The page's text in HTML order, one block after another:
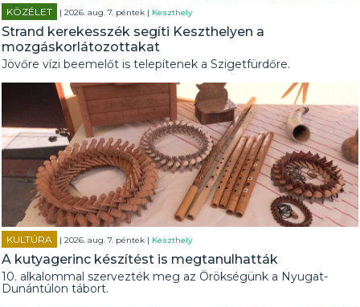
KÖZÉLET | 2026. aug. 7. péntek | Keszthely
Strand kerekesszék segíti Keszthelyen a
mozgáskorlátozottakat
Jövőre vízi beemelőt is telepítenek a Szigetfürdőre.
KULTÚRA | 2026. aug. 7. péntek | Keszthely
A kutyagerinc készítést is megtanulhatták
10. alkalommal szervezték meg az Örökségünk a Nyugat-
Dunántúlon tábort.